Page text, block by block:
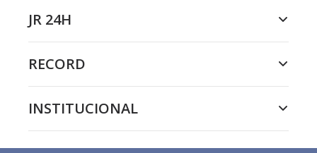
JR 24H
RECORD
INSTITUCIONAL